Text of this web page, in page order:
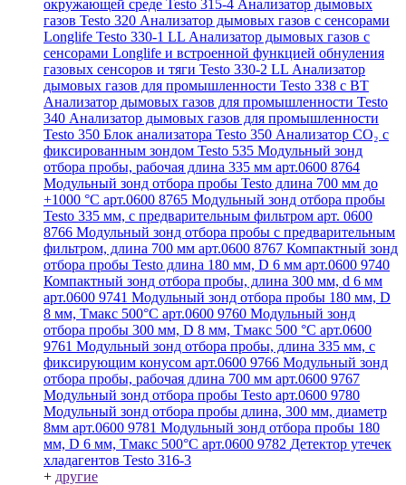
окружающей среде Testo 315-4 Анализатор дымовых
газов Testo 320 Анализатор дымовых газов с сенсорами
Longlife Testo 330-1 LL Анализатор дымовых газов с
сенсорами Longlife и встроенной функцией обнуления
газовых сенсоров и тяги Testo 330-2 LL Анализатор
дымовых газов для промышленности Testo 338 с BT
Анализатор дымовых газов для промышленности Testo
340 Анализатор дымовых газов для промышленности
Testo 350 Блок анализатора Testo 350 Анализатор СО₂ с
фиксированным зондом Testo 535 Модульный зонд
отбора пробы, рабочая длина 335 мм арт.0600 8764
Модульный зонд отбора пробы Testo длина 700 мм до
+1000 °С арт.0600 8765 Модульный зонд отбора пробы
Testo 335 мм, с предварительным фильтром арт. 0600
8766 Модульный зонд отбора пробы с предварительным
фильтром, длина 700 мм арт.0600 8767 Компактный зонд
отбора пробы Testo длина 180 мм, D 6 мм арт.0600 9740
Компактный зонд отбора пробы, длина 300 мм, d 6 мм
арт.0600 9741 Модульный зонд отбора пробы 180 мм, D
8 мм, Tмакс 500°С арт.0600 9760 Модульный зонд
отбора пробы 300 мм, D 8 мм, Tмакс 500 °C арт.0600
9761 Модульный зонд отбора пробы, длина 335 мм, с
фиксирующим конусом арт.0600 9766 Модульный зонд
отбора пробы, рабочая длина 700 мм арт.0600 9767
Модульный зонд отбора пробы Testo арт.0600 9780
Модульный зонд отбора пробы длина, 300 мм, диаметр
8мм арт.0600 9781 Модульный зонд отбора пробы 180
мм, D 6 мм, Tмакс 500°С арт.0600 9782 Детектор утечек
хладагентов Testo 316-3
+ другие